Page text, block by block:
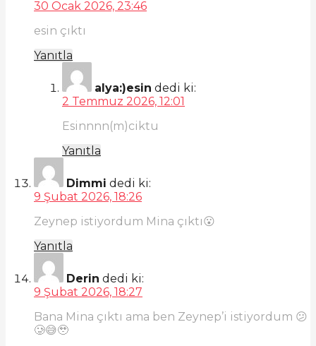
30 Ocak 2026, 23:46
esin çıktı
Yanıtla
alya:)esin dedi ki:
2 Temmuz 2026, 12:01
Esinnnn(m)ciktu
Yanıtla
Dimmi dedi ki:
9 Şubat 2026, 18:26
Zeynep istiyordum Mina çıktı😮
Yanıtla
Derin dedi ki:
9 Şubat 2026, 18:27
Bana Mina çıktı ama ben Zeynep’i istiyordum 😕
🥲😅🥹